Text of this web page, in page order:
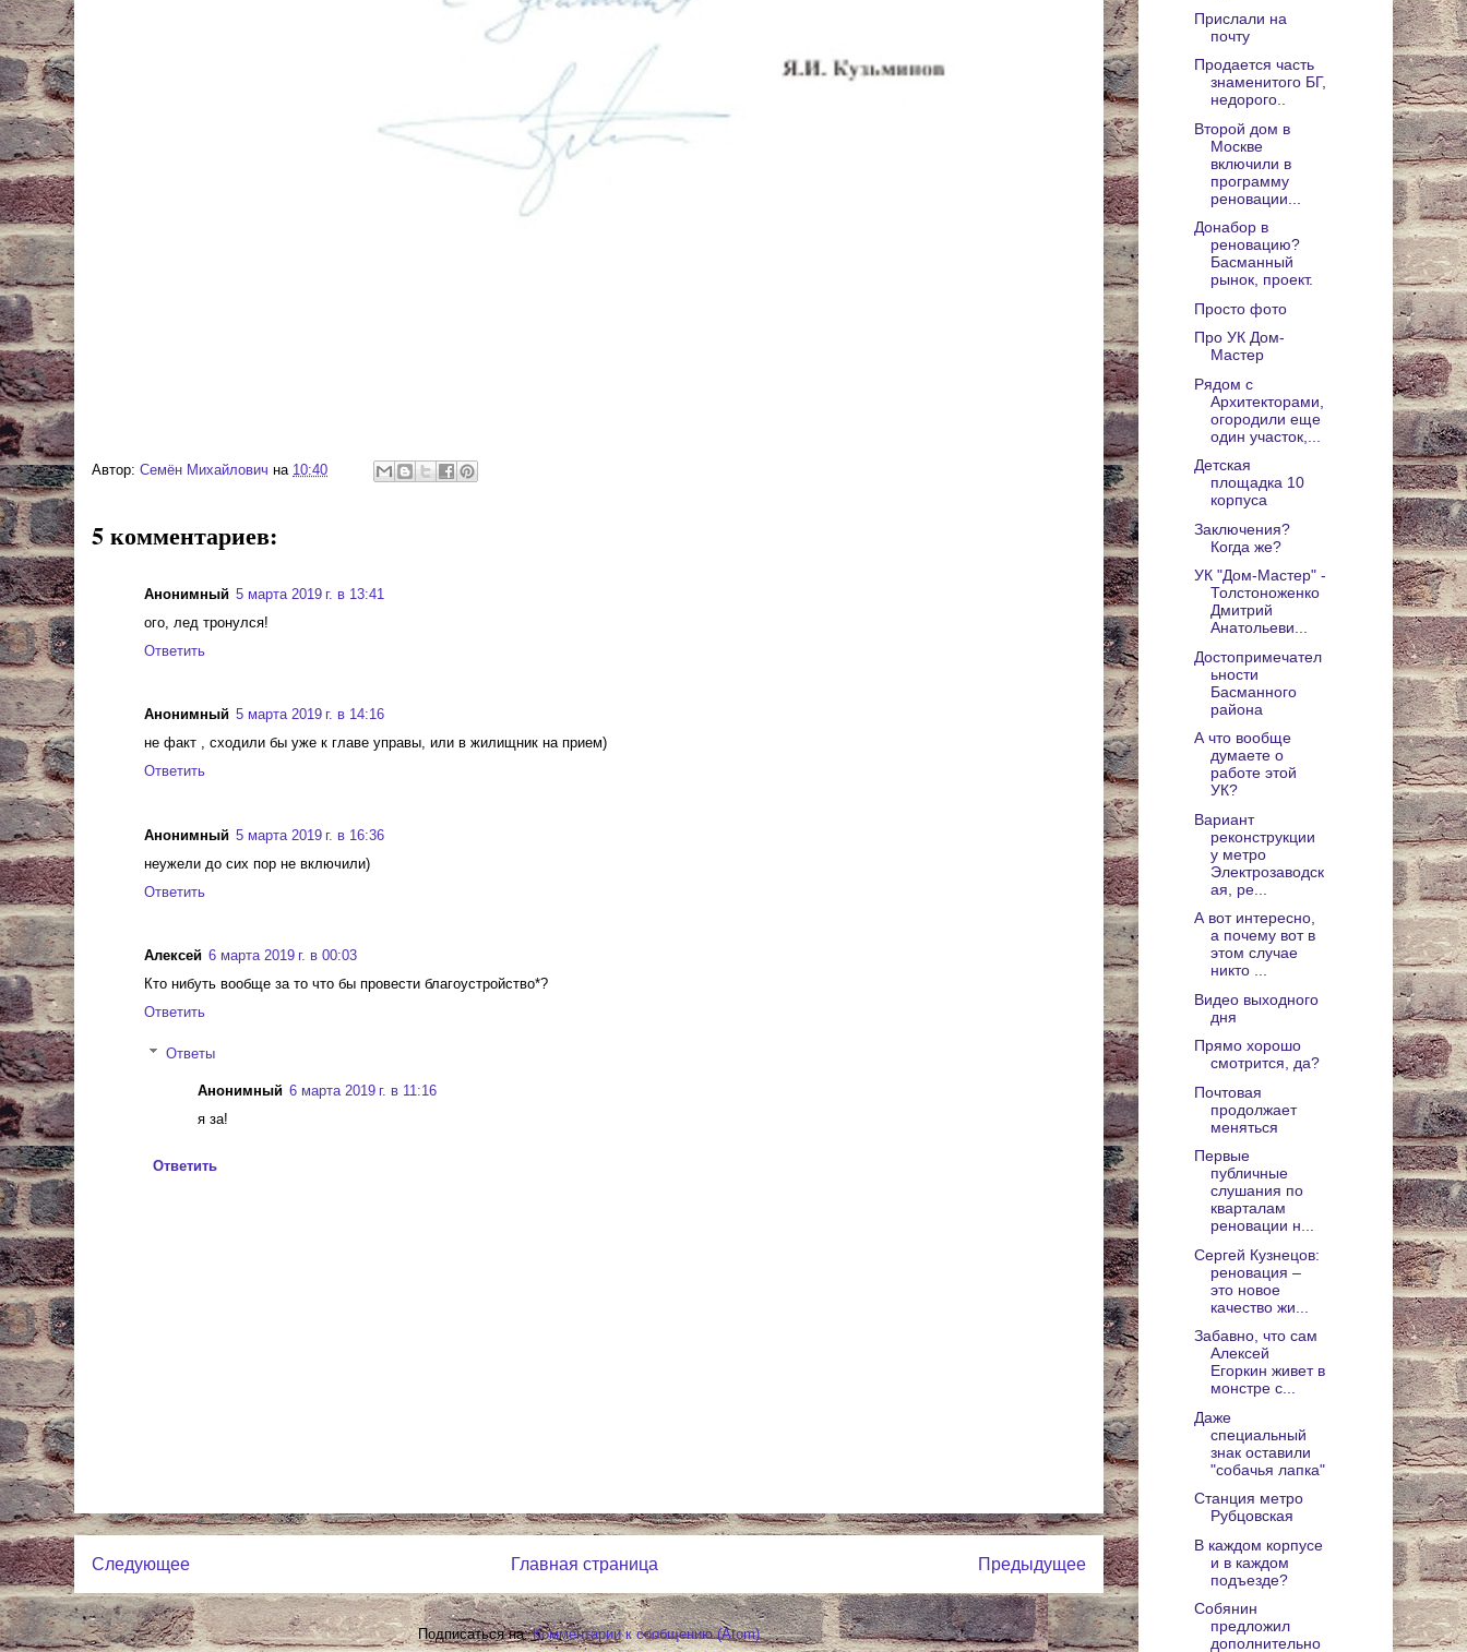
Автор: Cемён Михайлович на 10:40
5 комментариев:
Анонимный 5 марта 2019 г. в 13:41
ого, лед тронулся!
Ответить
Анонимный 5 марта 2019 г. в 14:16
не факт , сходили бы уже к главе управы, или в жилищник на прием)
Ответить
Анонимный 5 марта 2019 г. в 16:36
неужели до сих пор не включили)
Ответить
Алексей 6 марта 2019 г. в 00:03
Кто нибуть вообще за то что бы провести благоустройство*?
Ответить
Ответы
Анонимный 6 марта 2019 г. в 11:16
я за!
Ответить
Следующее Предыдущее
Главная страница
Подписаться на:Комментарии к сообщению (Atom)
Прислали на
почту
Продается часть
знаменитого БГ,
недорого..
Второй дом в
Москве
включили в
программу
реновации...
Донабор в
реновацию?
Басманный
рынок, проект.
Просто фото
Про УК Дом-
Мастер
Рядом с
Архитекторами,
огородили еще
один участок,...
Детская
площадка 10
корпуса
Заключения?
Когда же?
УК "Дом-Мастер" -
Толстоноженко
Дмитрий
Анатольеви...
Достопримечател
ьности
Басманного
района
А что вообще
думаете о
работе этой
УК?
Вариант
реконструкции
у метро
Электрозаводск
ая, ре...
А вот интересно,
а почему вот в
этом случае
никто ...
Видео выходного
дня
Прямо хорошо
смотрится, да?
Почтовая
продолжает
меняться
Первые
публичные
слушания по
кварталам
реновации н...
Сергей Кузнецов:
реновация –
это новое
качество жи...
Забавно, что сам
Алексей
Егоркин живет в
монстре с...
Даже
специальный
знак оставили
"собачья лапка"
Станция метро
Рубцовская
В каждом корпусе
и в каждом
подъезде?
Собянин
предложил
дополнительно